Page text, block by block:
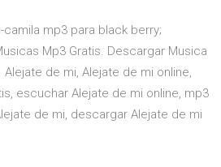
mp3 para black berry;
Mp3 Gratis. Descargar Musica
Alejate de mi, Alejate de mi online,
escuchar Alejate de mi online, mp3
de mi, descargar Alejate de mi